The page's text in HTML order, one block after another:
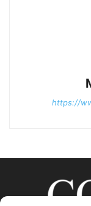
https://